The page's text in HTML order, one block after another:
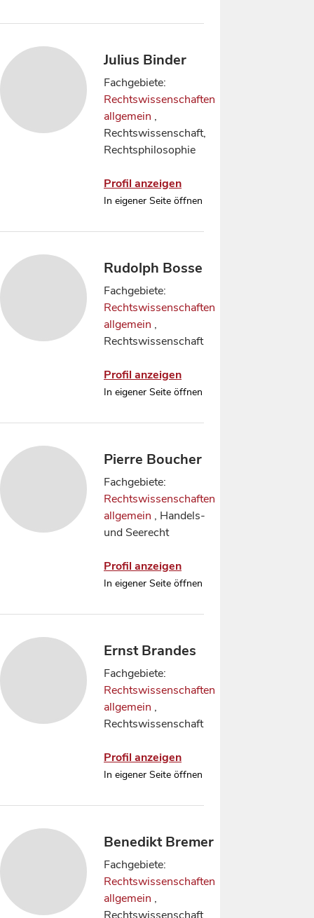
Julius Binder
Fachgebiete:
Rechtswissenschaften
allgemein ,
Rechtswissenschaft,
Rechtsphilosophie
Profil anzeigen
In eigener Seite öffnen
Rudolph Bosse
Fachgebiete:
Rechtswissenschaften
allgemein ,
Rechtswissenschaft
Profil anzeigen
In eigener Seite öffnen
Pierre Boucher
Fachgebiete:
Rechtswissenschaften
allgemein , Handels-
und Seerecht
Profil anzeigen
In eigener Seite öffnen
Ernst Brandes
Fachgebiete:
Rechtswissenschaften
allgemein ,
Rechtswissenschaft
Profil anzeigen
In eigener Seite öffnen
Benedikt Bremer
Fachgebiete:
Rechtswissenschaften
allgemein ,